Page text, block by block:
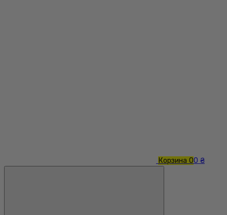
Корзина 00 ₴